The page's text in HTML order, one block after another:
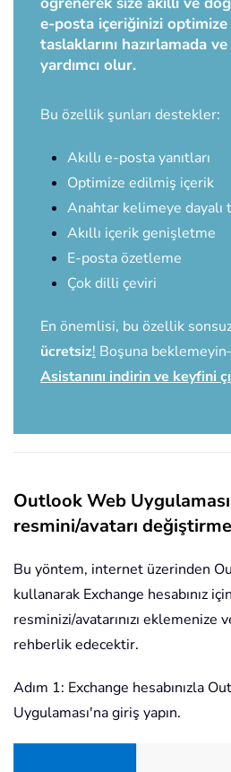
e-posta içeriğinizi optimize
taslaklarını hazırlamada
yardımcı olur.
Bu özellik şunları destekler:
Akıllı e-posta yanıtları
Optimize edilmiş içerik
Anahtar kelimeye dayalı
Akıllı içerik genişletme
E-posta özetleme
Çok dilli çeviri
En önemlisi, bu özellik
ücretsiz! Boşuna
Asistanını indirin ve keyfini
Outlook Web
resmini/avatarı değiştirme
Bu yöntem, internet üzerinden
kullanarak Exchange hesabınız
resminizi/avatarınızı eklemenize
rehberlik edecektir.
Adım 1: Exchange hesabınızla
Uygulaması'na giriş yapın.